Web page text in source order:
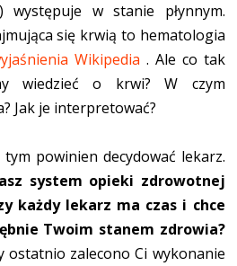
w stanie płynnym.
się krwią to hematologia
Wikipedia . Ale co tak
wiedzieć o krwi? W czym
Jak je interpretować?
powinien decydować lekarz.
system opieki zdrowotnej
każdy lekarz ma czas i chce
Twoim stanem zdrowia?
ostatnio zalecono Ci wykonanie